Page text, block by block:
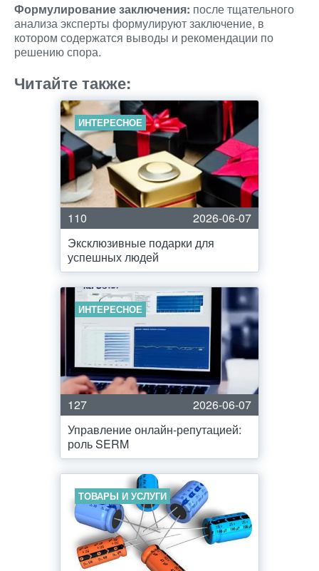
Формулирование заключения: после тщательного
анализа эксперты формулируют заключение, в
котором содержатся выводы и рекомендации по
решению спора.
Читайте также:
ИНТЕРЕСНОЕ
110
2026-06-07
Эксклюзивные подарки для
успешных людей
ИНТЕРЕСНОЕ
127
2026-06-07
Управление онлайн-репутацией:
роль SERM
ТОВАРЫ И УСЛУГИ